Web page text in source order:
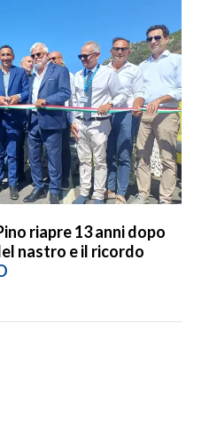
riapre 13 anni dopo
nastro e il ricordo